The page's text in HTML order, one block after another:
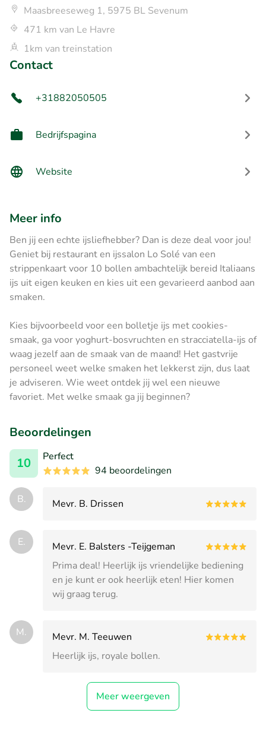
Maasbreeseweg 1, 5975 BL Sevenum
471 km van Le Havre
1km van treinstation
Contact
+31882050505
Bedrijfspagina
Website
Meer info
Ben jij een echte ijsliefhebber? Dan is deze deal voor jou!
Geniet bij restaurant en ijssalon Lo Solé van een
strippenkaart voor 10 bollen ambachtelijk bereid Italiaans
ijs uit eigen keuken en kies uit een gevarieerd aanbod aan
smaken.
Kies bijvoorbeeld voor een bolletje ijs met cookies-
smaak, ga voor yoghurt-bosvruchten en stracciatella-ijs of
waag jezelf aan de smaak van de maand! Het gastvrije
personeel weet welke smaken het lekkerst zijn, dus laat
je adviseren. Wie weet ontdek jij wel een nieuwe
favoriet. Met welke smaak ga jij beginnen?
Beoordelingen
10
Perfect
94 beoordelingen
B. Mevr. B. Drissen
E.
Mevr. E. Balsters -Teijgeman
Prima deal! Heerlijk ijs vriendelijke bediening
en je kunt er ook heerlijk eten! Hier komen
wij graag terug.
M.
Mevr. M. Teeuwen
Heerlijk ijs, royale bollen.
Meer weergeven